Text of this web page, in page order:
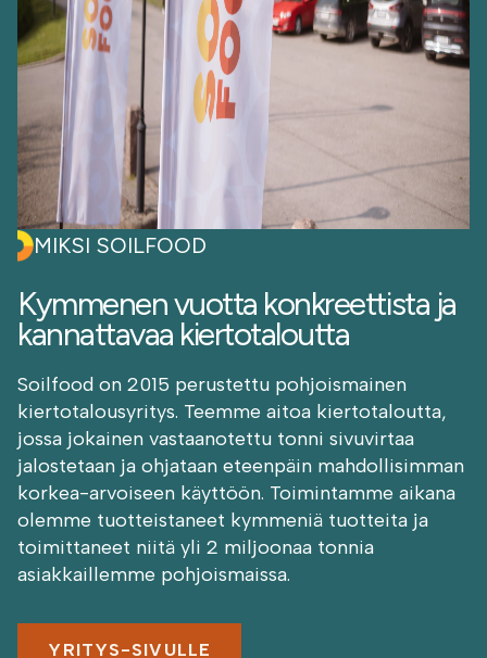
MIKSI SOILFOOD
Kymmenen vuotta konkreettista ja
kannattavaa kiertotaloutta
Soilfood on 2015 perustettu pohjoismainen
kiertotalousyritys. Teemme aitoa kiertotaloutta,
jossa jokainen vastaanotettu tonni sivuvirtaa
jalostetaan ja ohjataan eteenpäin mahdollisimman
korkea-arvoiseen käyttöön. Toimintamme aikana
olemme tuotteistaneet kymmeniä tuotteita ja
toimittaneet niitä yli 2 miljoonaa tonnia
asiakkaillemme pohjoismaissa.
YRITYS-SIVULLE